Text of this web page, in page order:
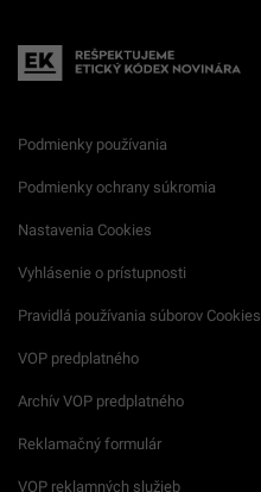
Podmienky používania
Podmienky ochrany súkromia
Nastavenia Cookies
Vyhlásenie o prístupnosti
Pravidlá používania súborov Cookies
VOP predplatného
Archív VOP predplatného
Reklamačný formulár
VOP reklamných služieb